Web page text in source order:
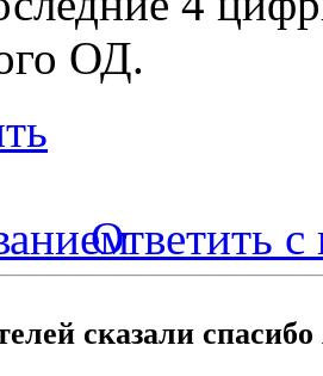
ОД.
Ответить с
сказали